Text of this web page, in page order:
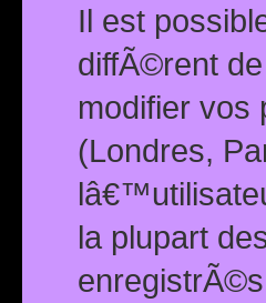
Il est
diffÃ©rent
modifier vos
(Londres,
la plupart